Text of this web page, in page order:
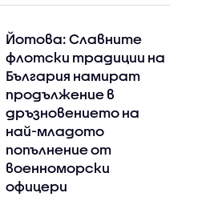
Йотова: Славните
флотски традиции на
България намират
продължение в
дръзновението на
най-младото
попълнение от
военноморски
офицери